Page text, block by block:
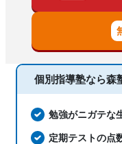
科目
数
学
政
ラ
個別指導塾なら森
勉強がニガテな
定期テストの点